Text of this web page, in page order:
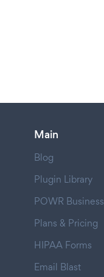
Main
Blog
Plugin Library
POWR Business
Plans & Pricing
HIPAA Forms
Email Blast